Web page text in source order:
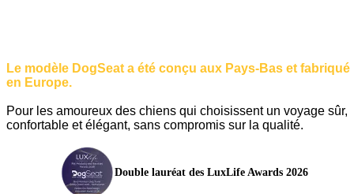
Le modèle DogSeat a été conçu aux Pays-Bas et fabriqué
en Europe.
Pour les amoureux des chiens qui choisissent un voyage sûr,
confortable et élégant, sans compromis sur la qualité.
Double lauréat des LuxLife Awards 2026